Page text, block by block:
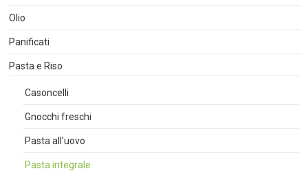
Olio
Panificati
Pasta e Riso
Casoncelli
Gnocchi freschi
Pasta all'uovo
Pasta integrale